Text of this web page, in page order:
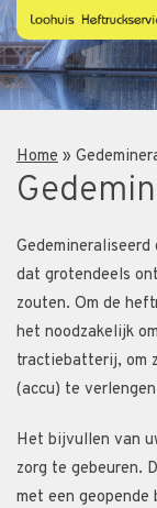
Home »
dat grotendeels
zouten. Om de
het noodzakelijk
tractiebatterij, om
(accu) te
Het bijvullen van
zorg te gebeuren.
met een